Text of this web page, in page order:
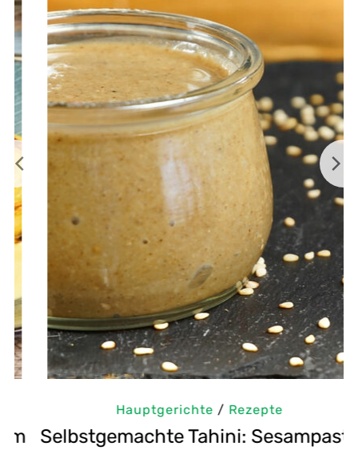
Hauptgerichte/Rezepte
Selbstgemachte Tahini: Sesampaste